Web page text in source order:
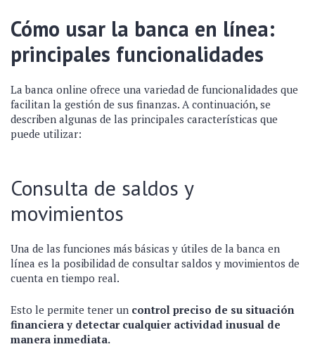
Cómo usar la banca en línea:
principales funcionalidades
La banca online ofrece una variedad de funcionalidades que
facilitan la gestión de sus finanzas. A continuación, se
describen algunas de las principales características que
puede utilizar:
Consulta de saldos y
movimientos
Una de las funciones más básicas y útiles de la banca en
línea es la posibilidad de consultar saldos y movimientos de
cuenta en tiempo real.
Esto le permite tener un control preciso de su situación
financiera y detectar cualquier actividad inusual de
manera inmediata.